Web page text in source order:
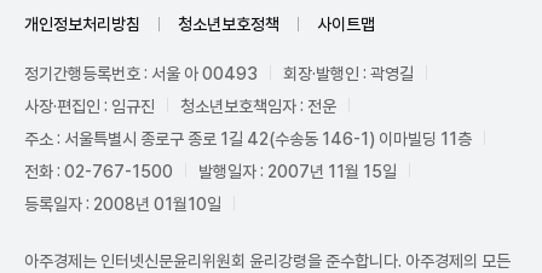
개인정보처리방침 청소년보호정책 사이트맵
정기간행등록번호 : 서울 아 00493
회장·발행인 : 곽영길
사장·편집인 : 임규진
청소년보호책임자 : 전운
주소 : 서울특별시 종로구 종로 1길 42(수송동 146-1) 이마빌딩 11층
전화 : 02-767-1500
발행일자 : 2007년 11월 15일
등록일자 : 2008년 01월10일
아주경제는 인터넷신문윤리위원회 윤리강령을 준수합니다. 아주경제의 모든